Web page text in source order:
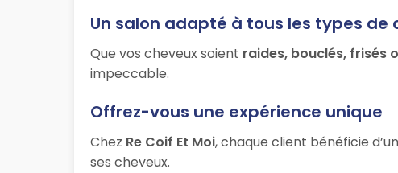
Un salon adapté à tous les types de
Que vos cheveux soient raides, bouclés, frisés
impeccable.
Offrez-vous une expérience unique
Chez Re Coif Et Moi, chaque client bénéficie d’un
ses cheveux.